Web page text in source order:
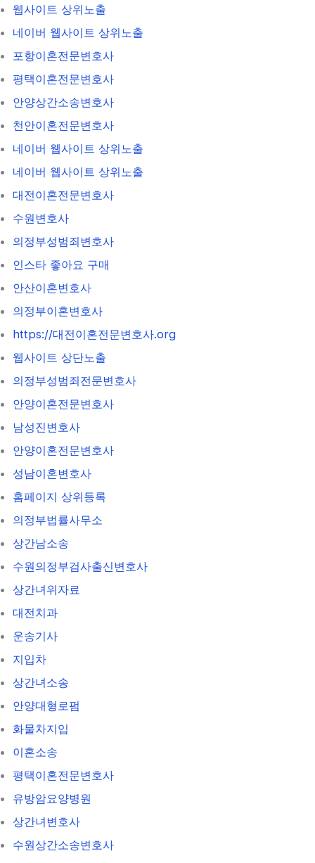
웹사이트 상위노출
네이버 웹사이트 상위노출
포항이혼전문변호사
평택이혼전문변호사
안양상간소송변호사
천안이혼전문변호사
네이버 웹사이트 상위노출
네이버 웹사이트 상위노출
대전이혼전문변호사
수원변호사
의정부성범죄변호사
인스타 좋아요 구매
안산이혼변호사
의정부이혼변호사
https://대전이혼전문변호사.org
웹사이트 상단노출
의정부성범죄전문변호사
안양이혼전문변호사
남성진변호사
안양이혼전문변호사
성남이혼변호사
홈페이지 상위등록
의정부법률사무소
상간남소송
수원의정부검사출신변호사
상간녀위자료
대전치과
운송기사
지입차
상간녀소송
안양대형로펌
화물차지입
이혼소송
평택이혼전문변호사
유방암요양병원
상간녀변호사
수원상간소송변호사